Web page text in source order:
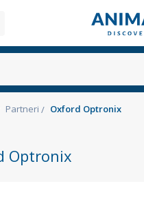
Partneri Oxford Optronix
Optronix